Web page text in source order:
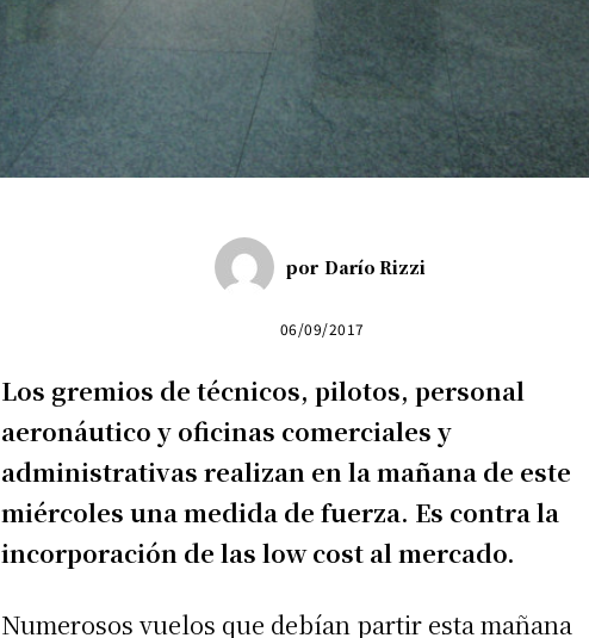
por Darío Rizzi
06/09/2017
Los gremios de técnicos, pilotos, personal
aeronáutico y oficinas comerciales y
administrativas realizan en la mañana de este
miércoles una medida de fuerza. Es contra la
incorporación de las low cost al mercado.
Numerosos vuelos que debían partir esta mañana